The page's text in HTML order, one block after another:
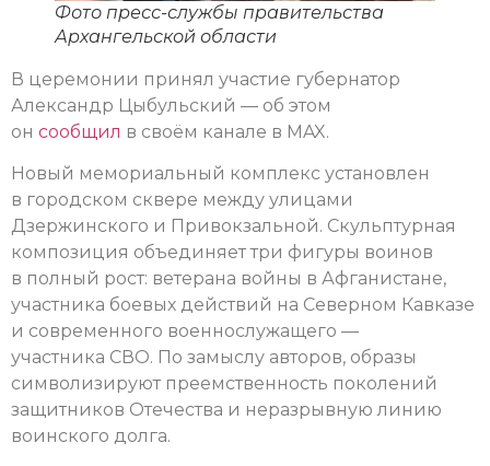
Фото пресс-службы правительства
Архангельской области
В церемонии принял участие губернатор
Александр Цыбульский — об этом
он сообщил в своём канале в MAX.
Новый мемориальный комплекс установлен
в городском сквере между улицами
Дзержинского и Привокзальной. Скульптурная
композиция объединяет три фигуры воинов
в полный рост: ветерана войны в Афганистане,
участника боевых действий на Северном Кавказе
и современного военнослужащего —
участника СВО. По замыслу авторов, образы
символизируют преемственность поколений
защитников Отечества и неразрывную линию
воинского долга.